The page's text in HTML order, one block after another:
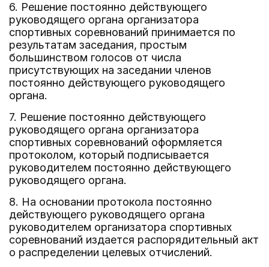
6. Решение постоянно действующего
руководящего органа организатора
спортивных соревнований принимается по
результатам заседания, простым
большинством голосов от числа
присутствующих на заседании членов
постоянно действующего руководящего
органа.
7. Решение постоянно действующего
руководящего органа организатора
спортивных соревнований оформляется
протоколом, который подписывается
руководителем постоянно действующего
руководящего органа.
8. На основании протокола постоянно
действующего руководящего органа
руководителем организатора спортивных
соревнований издается распорядительный акт
о распределении целевых отчислений.